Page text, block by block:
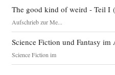
The good kind of weird - Teil I(
Aufschrieb zur Me...
Science Fiction und Fantasy im
Science Fiction im